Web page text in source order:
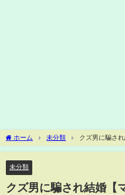
ホーム 未分類
クズ男に騙さ
けない→1●歳から可哀想な相談... #コレ
未分類
クズ男に騙され結婚【